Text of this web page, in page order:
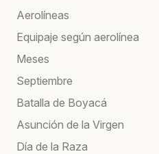
Aerolíneas
Equipaje según aerolínea
Meses
Septiembre
Batalla de Boyacá
Asunción de la Virgen
Día de la Raza